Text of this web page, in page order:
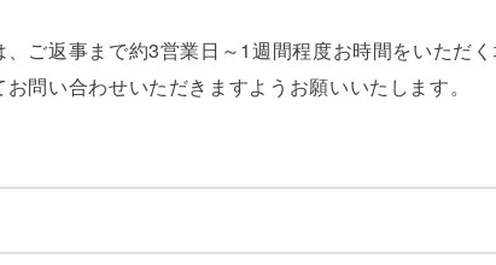
ご返事まで約3営業日～1週間程度お時間をいただく
問い合わせいただきますようお願いいたします。